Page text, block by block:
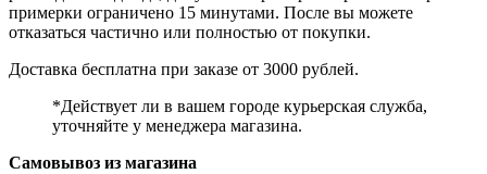
примерки ограничено 15 минутами. После вы можете
отказаться частично или полностью от покупки.
Доставка бесплатна при заказе от 3000 рублей.
*Действует ли в вашем городе курьерская служба,
уточняйте у менеджера магазина.
Самовывоз из магазина